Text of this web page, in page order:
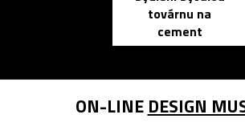
továrnu na
cement
ON-LINE DESIGN